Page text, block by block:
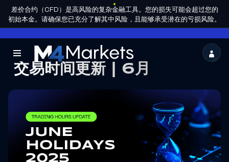
集团许可
ZH-
HANS
成为合作
伙伴
差价合约（CFD）是高风险的复杂金融工具。您的损失可能会超过您的
初始本金。请确保您已充分了解其中风险，且能够承受潜在的亏损风险。
M4Markets
-
Trading
Regulated
Broker
交易时间更新 | 6月